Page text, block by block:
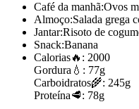
Café da manhã:Ovos
Almoço:Salada grega
Jantar:Risoto de
Snack:Banana
Calorias🔥: 2000
Gordura 💧: 77g
Carboidratos🌾: 245g
Proteína🥩: 78g